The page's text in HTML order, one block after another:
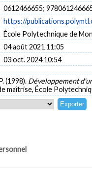
0612466655;
https://
École Polytechnique de
04 août 2021 11:05
03 oct. 2024 10:54
(1998). Développement
maîtrise, École